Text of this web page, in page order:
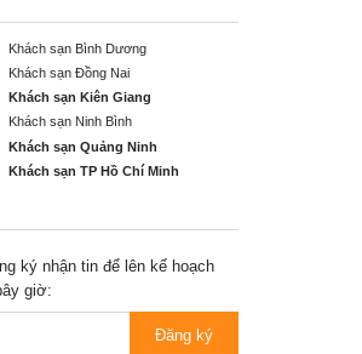
Khách sạn Bình Dương
Khách sạn Đồng Nai
Khách sạn Kiên Giang
Khách sạn Ninh Bình
Khách sạn Quảng Ninh
Khách sạn TP Hồ Chí Minh
ký nhận tin để lên kế hoạch
giờ:
Đăng ký